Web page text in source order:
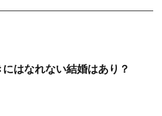
はなれない結婚はあり？